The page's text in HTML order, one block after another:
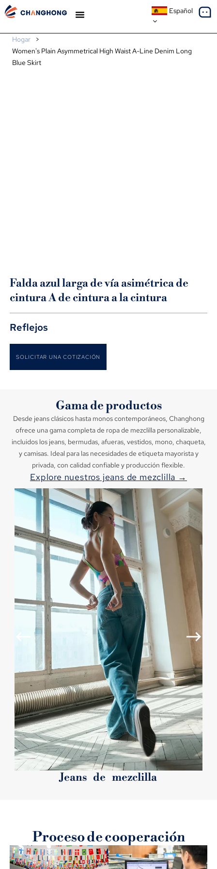
Español
Hogar
>
Women's Plain Asymmetrical High Waist A-Line Denim Long
Blue Skirt
Falda azul larga de vía asimétrica de
cintura A de cintura a la cintura
Reflejos
SOLICITAR UNA COTIZACIÓN
Gama de productos
Desde jeans clásicos hasta monos contemporáneos, Changhong
ofrece una gama completa de ropa de mezclilla personalizable,
incluidos los jeans, bermudas, afueras, vestidos, mono, chaqueta,
y camisas. Ideal para las necesidades de etiqueta mayorista y
privada, con calidad confiable y producción flexible.
Explore nuestros jeans de mezclilla →
Jeans de mezclilla
Proceso de cooperación